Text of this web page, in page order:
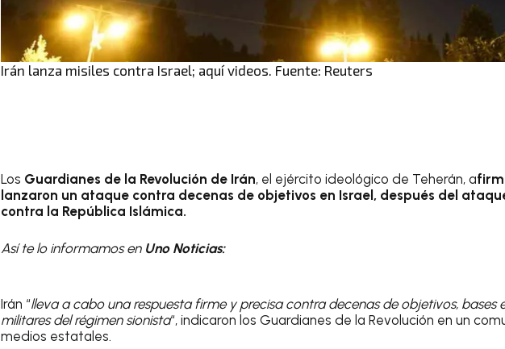
Irán lanza misiles contra Israel; aquí videos. Fuente: Reuters
Los Guardianes de la Revolución de Irán, el ejército ideológico de Teherán, a
lanzaron un ataque contra decenas de objetivos en Israel, después del
contra la República Islámica.
Así te lo informamos en Uno Noticias:
Irán “lleva a cabo una respuesta firme y precisa contra decenas de objetivos, bases
militares del régimen sionista“, indicaron los Guardianes de la Revolución en un
medios estatales.